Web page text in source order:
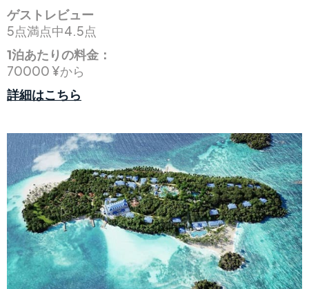
ゲストレビュー
5点満点中4.5点
1泊あたりの料金：
70000 ¥から
詳細はこちら